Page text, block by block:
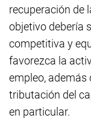
recuperación de
objetivo debería
competitiva y
favorezca la
empleo, además
tributación del
en particular.